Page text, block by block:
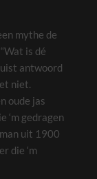
mythe de
is dé
antwoord
niet.
oude jas
‘m gedragen
uit 1900
die ‘m